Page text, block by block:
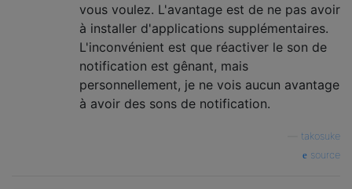
vous voulez. L'avantage est de ne pas avoir
à installer d'applications supplémentaires.
L'inconvénient est que réactiver le son de
notification est gênant, mais
personnellement, je ne vois aucun avantage
à avoir des sons de notification.
takosuke
source